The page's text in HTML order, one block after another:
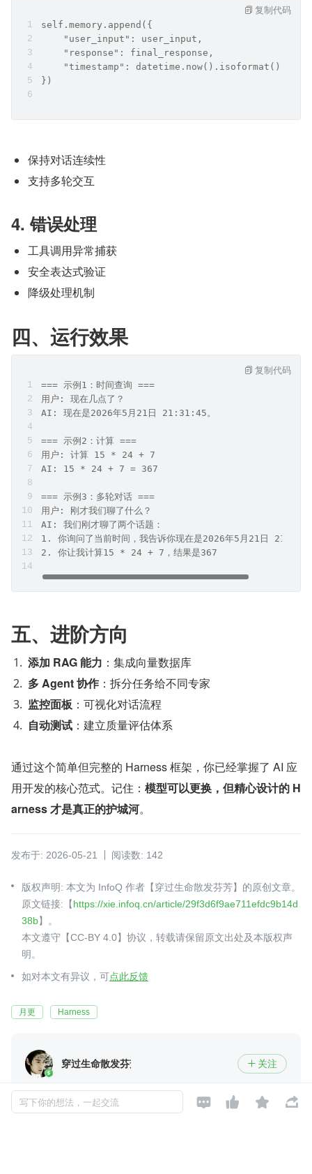
self.memory.append({
    "user_input": user_input,
    "response": final_response,
    "timestamp": datetime.now().isoformat()
})
复制代码
保持对话连续性
支持多轮交互
4. 错误处理
工具调用异常捕获
安全表达式验证
降级处理机制
四、运行效果
=== 示例1：时间查询 ===
用户: 现在几点了？
AI: 现在是2026年5月21日 21:31:45。
=== 示例2：计算 ===
用户: 计算 15 * 24 + 7
AI: 15 * 24 + 7 = 367
=== 示例3：多轮对话 ===
用户: 刚才我们聊了什么？
AI: 我们刚才聊了两个话题：
1. 你询问了当前时间，我告诉你现在是2026年5月21日
2. 你让我计算15 * 24 + 7，结果是367
复制代码
五、进阶方向
添加 RAG 能力 ：集成向量数据库
多 Agent 协作 ：拆分任务给不同专家
监控面板 ：可视化对话流程
自动测试 ：建立质量评估体系
通过这个简单但完整的 Harness 框架，你已经掌握了 AI 应
用开发的核心范式。记住： 模型可以更换，但精心设计的 H
arness 才是真正的护城河。
发布于: 2026-05-21 阅读数: 142
版权声明: 本文为 InfoQ 作者【穿过生命散发芬芳】的原创文章。
原文链接:【https://xie.infoq.cn/article/29f3d6f9ae711efdc9b14d
38b】。
本文遵守【CC-BY 4.0】协议，转载请保留原文出处及本版权声
明。
如对本文有异议，可点此反馈
月更 Harness
穿过生命散发芬芳  关注
InfoQ签约作者
2018-11-30 加入
热爱生活，收藏美好，专注技术，持续成长
写下你的想法，一起交流    